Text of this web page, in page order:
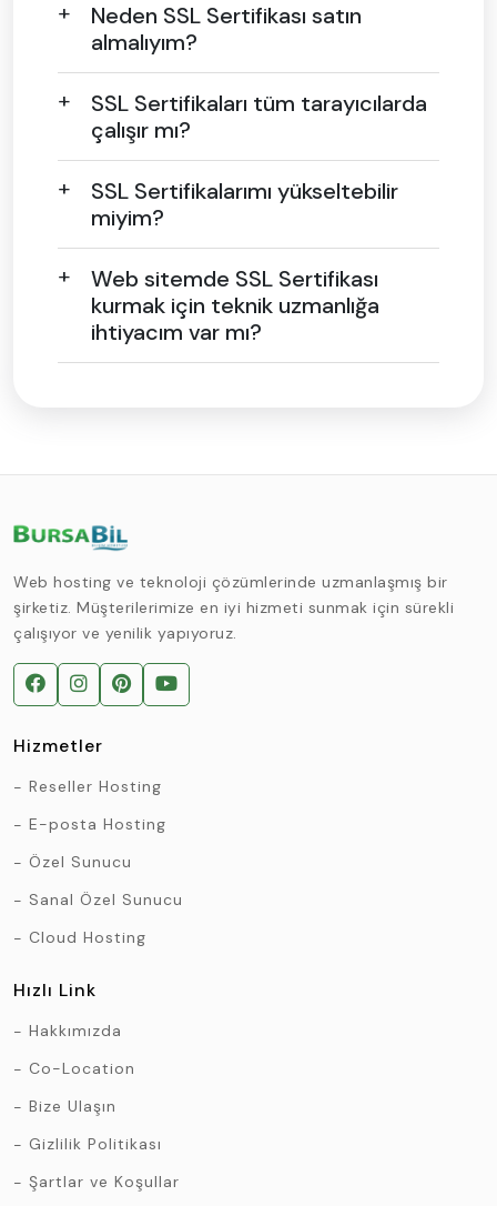
Neden SSL Sertifikası satın
almalıyım?
SSL Sertifikaları tüm tarayıcılarda
çalışır mı?
SSL Sertifikalarımı yükseltebilir
miyim?
Web sitemde SSL Sertifikası
kurmak için teknik uzmanlığa
ihtiyacım var mı?
Web hosting ve teknoloji çözümlerinde uzmanlaşmış bir
şirketiz. Müşterilerimize en iyi hizmeti sunmak için sürekli
çalışıyor ve yenilik yapıyoruz.
Hizmetler
Reseller Hosting
E-posta Hosting
Özel Sunucu
Sanal Özel Sunucu
Cloud Hosting
Hızlı Link
Hakkımızda
Co-Location
Bize Ulaşın
Gizlilik Politikası
Şartlar ve Koşullar